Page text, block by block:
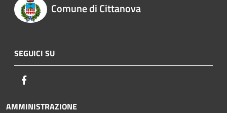
Comune di Cittanova
SEGUICI SU
AMMINISTRAZIONE